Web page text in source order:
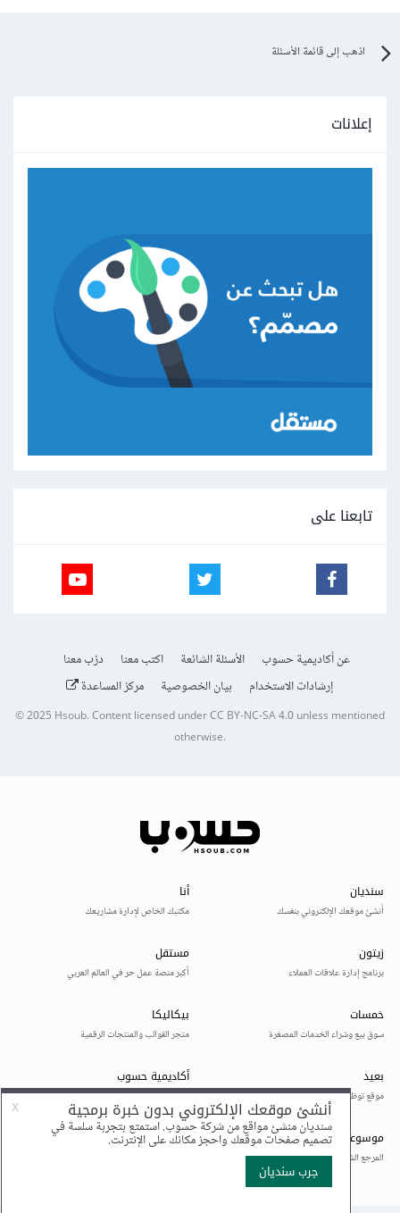
اذهب إلى قائمة الأسئلة
إعلانات
تابعنا على
عن أكاديمية حسوب الأسئلة الشائعة اكتب معنا
درّب معنا
إرشادات الاستخدام
بيان الخصوصية مركز المساعدة
© 2025Hsoub.Content licensed underCC BY-NC-SA 4.0unless mentioned
otherwise.